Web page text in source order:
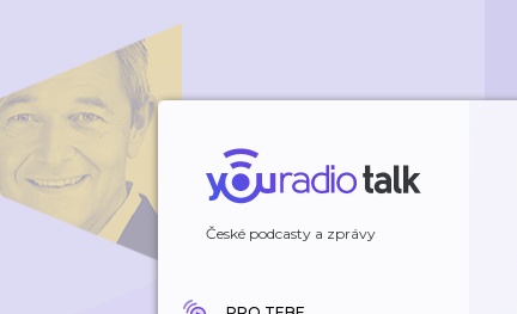
České podcasty a zprávy